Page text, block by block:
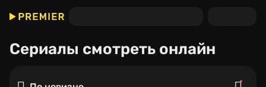
Сериалы смотреть онлайн